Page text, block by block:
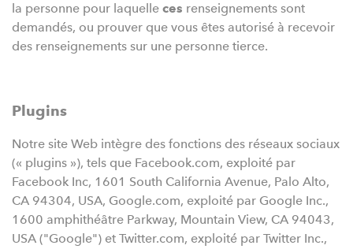
la personne pour laquelle ces renseignements sont
demandés, ou prouver que vous êtes autorisé à recevoir
des renseignements sur une personne tierce.
Plugins
Notre site Web intègre des fonctions des réseaux sociaux
(« plugins »), tels que Facebook.com, exploité par
Facebook Inc, 1601 South California Avenue, Palo Alto,
CA 94304, USA, Google.com, exploité par Google Inc.,
1600 amphithéâtre Parkway, Mountain View, CA 94043,
USA ("Google") et Twitter.com, exploité par Twitter Inc.,